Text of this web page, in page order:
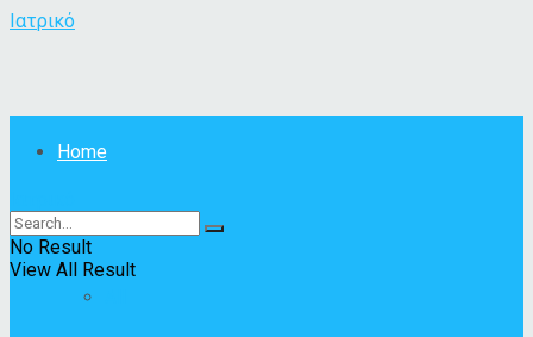
Ιατρικό
Home
Ασθένειες
No Result
View All Result